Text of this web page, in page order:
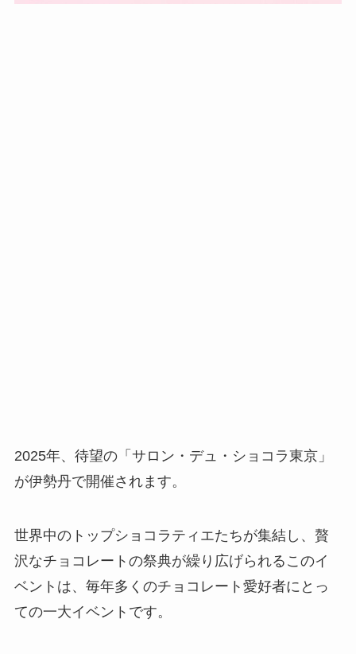
2025年、待望の「サロン・デュ・ショコラ東京」
が伊勢丹で開催されます。
世界中のトップショコラティエたちが集結し、贅
沢なチョコレートの祭典が繰り広げられるこのイ
ベントは、毎年多くのチョコレート愛好者にとっ
ての一大イベントです。